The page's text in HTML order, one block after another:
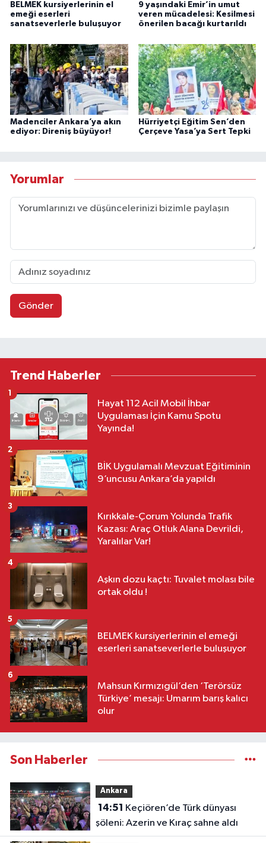
BELMEK kursiyerlerinin el
emeği eserleri
sanatseverlerle buluşuyor
9 yaşındaki Emir’in umut
veren mücadelesi: Kesilmesi
önerilen bacağı kurtarıldı
Madenciler Ankara’ya akın
ediyor: Direniş büyüyor!
Hürriyetçi Eğitim Sen’den
Çerçeve Yasa’ya Sert Tepki
Yorumlar
Gönder
Trend Haberler
Hayat 112 Acil Mobil İhbar
Uygulaması İçin Kamu Spotu
Yayında!
1
BİK Uygulamalı Mevzuat Eğitiminin
9’uncusu Ankara’da yapıldı
2
Kırıkkale-Çorum Yolunda Trafik
Kazası: Araç Otluk Alana Devrildi,
Yaralılar Var!
3
Aşkın dozu kaçtı: Tuvalet molası bile
ortak oldu !
4
BELMEK kursiyerlerinin el emeği
eserleri sanatseverlerle buluşuyor
5
Mahsun Kırmızıgül’den ‘Terörsüz
Türkiye’ mesajı: Umarım barış kalıcı
olur
6
Son Haberler
Ankara
14:51
şöleni: Azerin ve Kıraç sahne aldı